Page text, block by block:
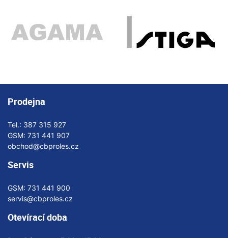
Prodejna
Tel.: 387 315 927
GSM: 731 441 907
obchod@cbproles.cz
Servis
GSM: 731 441 900
servis@cbproles.cz
Otevírací doba